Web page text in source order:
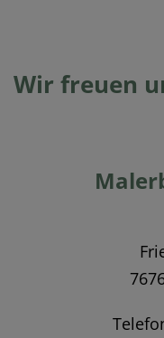
Wir freuen